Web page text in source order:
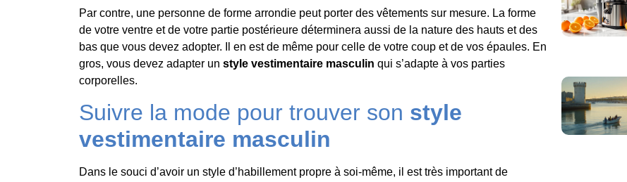
Par contre, une personne de forme arrondie peut porter des vêtements sur mesure. La forme
de votre ventre et de votre partie postérieure déterminera aussi de la nature des hauts et des
bas que vous devez adopter. Il en est de même pour celle de votre coup et de vos épaules. En
gros, vous devez adapter un style vestimentaire masculin qui s’adapte à vos parties
corporelles.
Suivre la mode pour trouver son style
vestimentaire masculin
Dans le souci d’avoir un style d’habillement propre à soi-même, il est très important de